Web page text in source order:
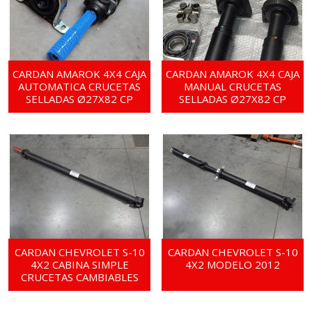
CARDAN AMAROK 4X4 CAJA
AUTOMATICA CRUCETAS
SELLADAS Ø27X82 CP
CARDAN AMAROK 4X4 CAJA
MANUAL CRUCETAS
SELLADAS Ø27X82 CP
CARDAN CHEVROLET S-10
4X2 CABINA SIMPLE
CRUCETAS CAMBIABLES
CARDAN CHEVROLET S-10
4X2 MODELO 2012